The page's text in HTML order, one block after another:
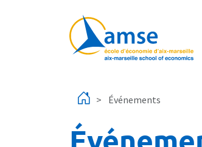
Événements